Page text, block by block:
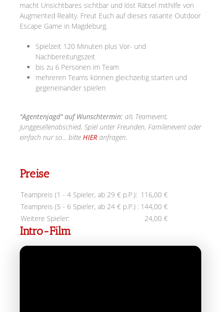
macht Unsichtbares sichtbar und löst Rätsel mithilfe von
Augmented Reality. Freut Euch auf dieses rasante Outdoor
Escape Game in Magdeburg.
Spielzeit 120 Minuten plus Vor- und
Nachbereitungszeit
bis zu 6 Personen im Team
mehreren Teams können gleichzeitig starten und
gegeneinander spielen
"Agentenjagd" auf Wunschtermin: als Teamevent,
Junggesellenabschied, Spiel unter Freunden, Familenevent oder
einfach nur so... bitte HIER anfragen.
Preise
Teampreis (1 - 4 Spieler, ab 29 € p.P.): 116,00 €
Teampreis (5 - 6 Spieler, ab 24 € p.P.) : 144,00 €
Weitere Spieler:
24,00 €
Intro-Film